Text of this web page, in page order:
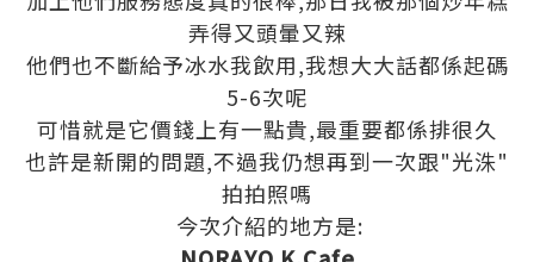
弄得又頭暈又辣
他們也不斷給予冰水我飲用,我想大大話都係起碼
5-6次呢
可惜就是它價錢上有一點貴,最重要都係排很久
也許是新開的問題,不過我仍想再到一次跟"光洙"
拍拍照嗎
今次介紹的地方是: